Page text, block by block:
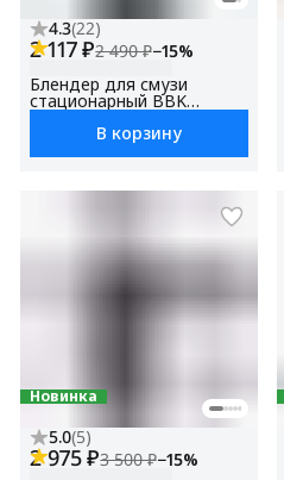
4.3(22)
2 117 ₽2 490 ₽−15%
Блендер для смузи
стационарный BBK
KBS1201
В корзину
Новинка
5.0(5)
2 975 ₽3 500 ₽−15%